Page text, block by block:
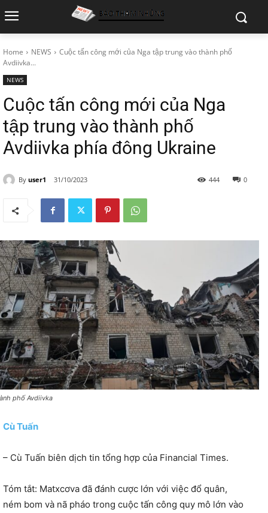
Home NEWS
Cuộc tấn công mới của Nga tập trung vào thành phố
Avdiivka...
NEWS
Cuộc tấn công mới của Nga
tập trung vào thành phố
Avdiivka phía đông Ukraine
By user1 31/10/2023 0
444
phố Avdiivka
Cù Tuấn
– Cù Tuấn biên dịch tin tổng hợp của Financial Times.
Tóm tắt: Matxcơva đã đánh cược lớn với việc đổ quân,
ném bom và nã pháo trong cuộc tấn công quy mô lớn vào